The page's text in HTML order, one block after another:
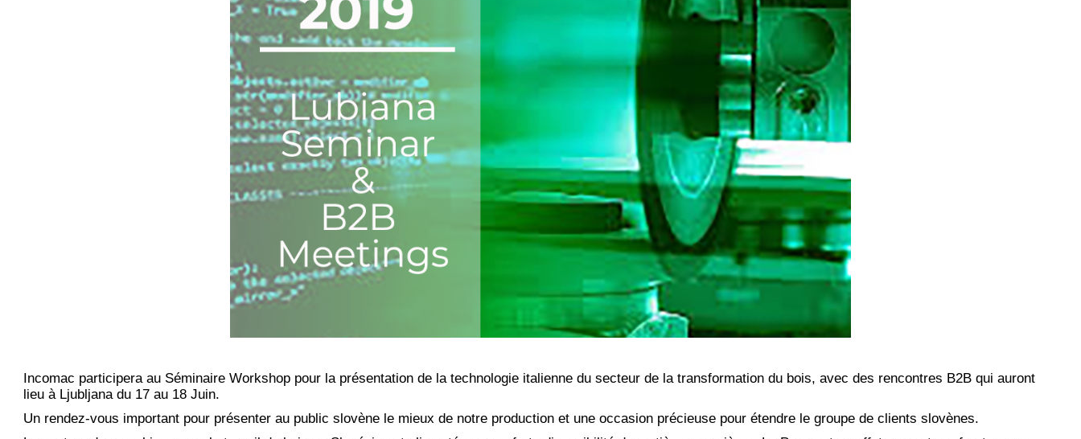
Incomac participera au Séminaire Workshop pour la présentation de la technologie italienne du secteur de la transformation du bois, avec des rencontres B2B qui auront
lieu à Ljubljana du 17 au 18 Juin.
Un rendez-vous important pour présenter au public slovène le mieux de notre production et une occasion précieuse pour étendre le groupe de clients slovènes.